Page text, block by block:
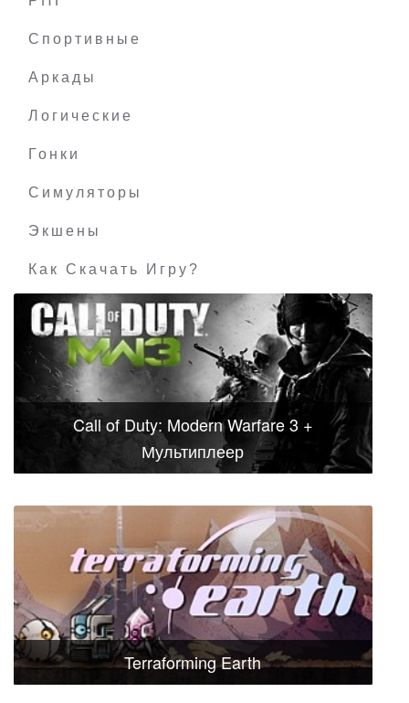
Спортивные
Аркады
Логические
Гонки
Симуляторы
Экшены
Как Скачать Игру?
Call of Duty: Modern Warfare 3 +
Мультиплеер
Terraforming Earth